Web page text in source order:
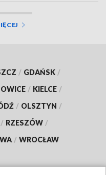
/ GDAŃSK /
/ KIELCE /
/ OLSZTYN /
/ RZESZÓW /
/ WROCŁAW